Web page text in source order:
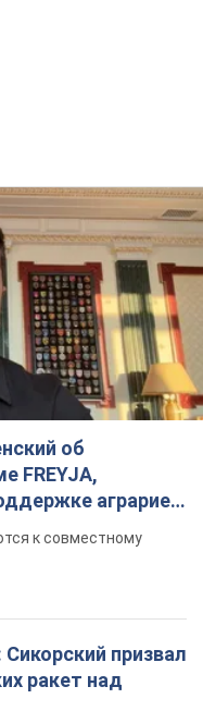
об
FREYJA,
аграриев.
к совместному
призвал
ракет над